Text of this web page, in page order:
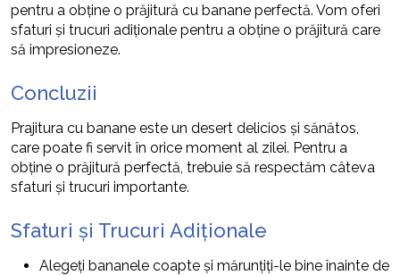
pentru a obține o prăjitură cu banane perfectă. Vom oferi
sfaturi și trucuri adiționale pentru a obține o prăjitură care
să impresioneze.
Concluzii
Prajitura cu banane este un desert delicios și sănătos,
care poate fi servit în orice moment al zilei. Pentru a
obține o prăjitură perfectă, trebuie să respectăm câteva
sfaturi și trucuri importante.
Sfaturi și Trucuri Adiționale
Alegeți bananele coapte și mărunțiți-le bine înainte de